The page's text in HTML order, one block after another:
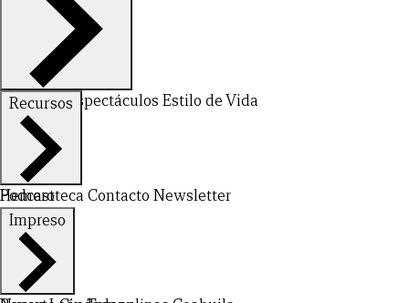
DeportesEspectáculos Estilo de Vida
Recursos
Hemeroteca Contacto Newsletter
Podcast
Impreso